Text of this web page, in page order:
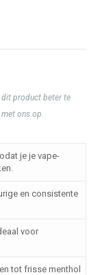
dit product beter te
ons op.
je je vape-
en consistente
voor
tot frisse menthol